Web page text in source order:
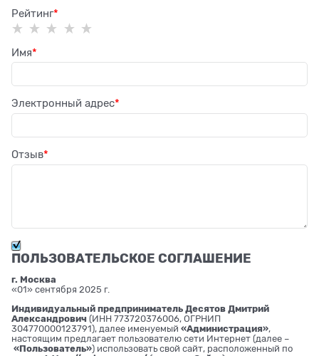
Рейтинг
Имя
Электронный адрес
Отзыв
ПОЛЬЗОВАТЕЛЬСКОЕ СОГЛАШЕНИЕ
г. Москва
«01» сентября 2025 г.
Индивидуальный предприниматель Десятов Дмитрий
Александрович (ИНН 773720376006, ОГРНИП
304770000123791), далее именуемый «Администрация»,
настоящим предлагает пользователю сети Интернет (далее –
«Пользователь») использовать свой сайт, расположенный по